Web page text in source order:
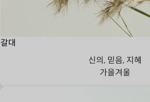
갈대
신의, 믿음, 지혜
가을겨울